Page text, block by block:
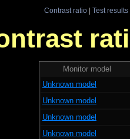
Contrast ratio| Test results
Monitor model
Unknown model
Unknown model
Unknown model
Unknown model